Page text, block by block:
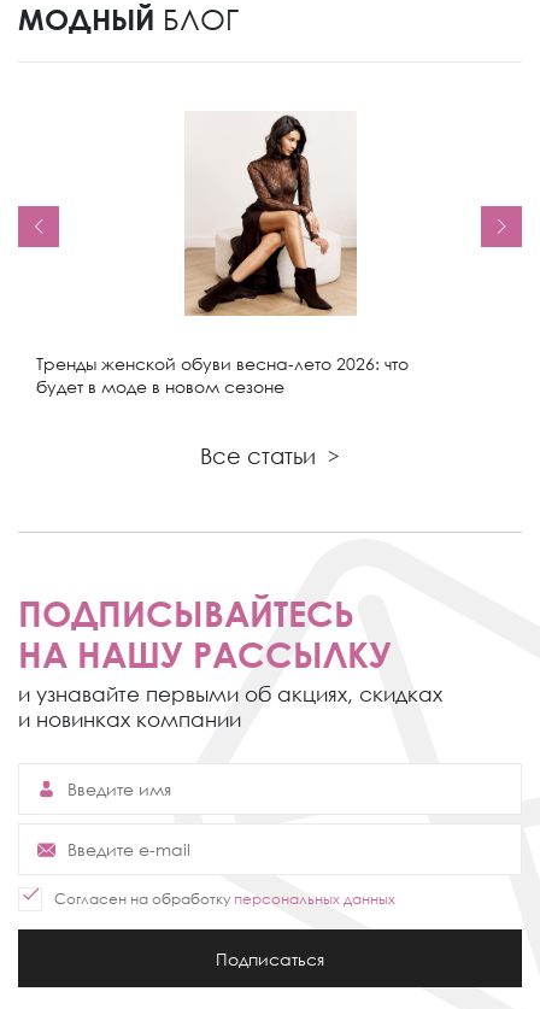
МОДНЫЙ БЛОГ
Тренды женской обуви весна-лето 2026: что
будет в моде в новом сезоне
Все статьи >
ПОДПИСЫВАЙТЕСЬ
НА НАШУ РАССЫЛКУ
и узнавайте первыми об акциях, скидках
и новинках компании
Согласен на обработку персональных данных
Подписаться